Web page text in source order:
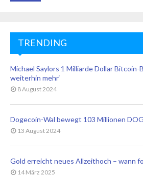
TRENDING
Michael Saylors 1 Milliarde Dollar Bitcoin-
weiterhin mehr‘
8 August 2024
Dogecoin-Wal bewegt 103 Millionen
13 August 2024
Gold erreicht neues Allzeithoch – wann
14 März 2025